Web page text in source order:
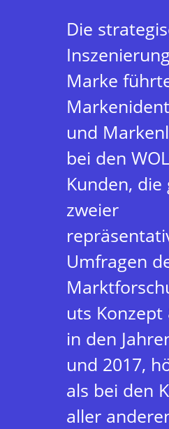
Die
Marke
und
bei den
Kunden, die
zweier
Umfragen
uts
in den
und 2017,
als bei den
aller